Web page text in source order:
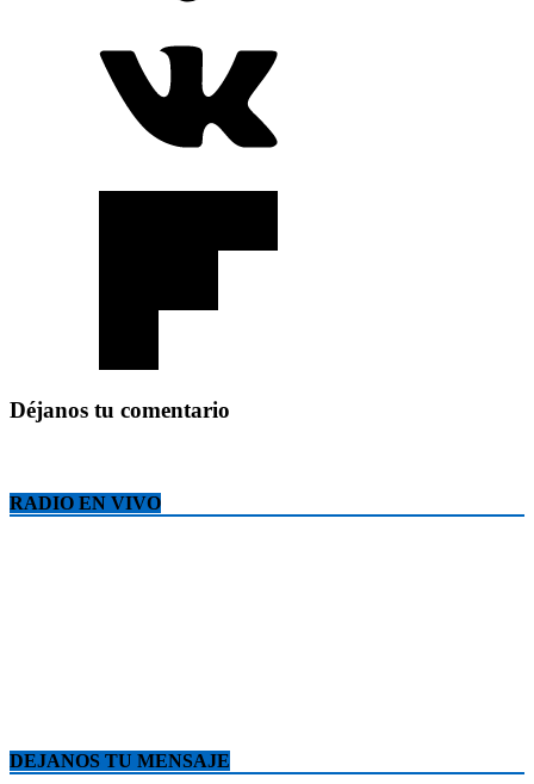
Déjanos tu comentario
RADIO EN VIVO
DEJANOS TU MENSAJE